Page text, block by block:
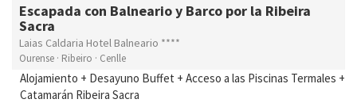
Escapada con Balneario y Barco por la Ribeira
Sacra
Laias Caldaria Hotel Balneario ****
Ourense · Ribeiro · Cenlle
Alojamiento + Desayuno Buffet + Acceso a las Piscinas Termales +
Catamarán Ribeira Sacra